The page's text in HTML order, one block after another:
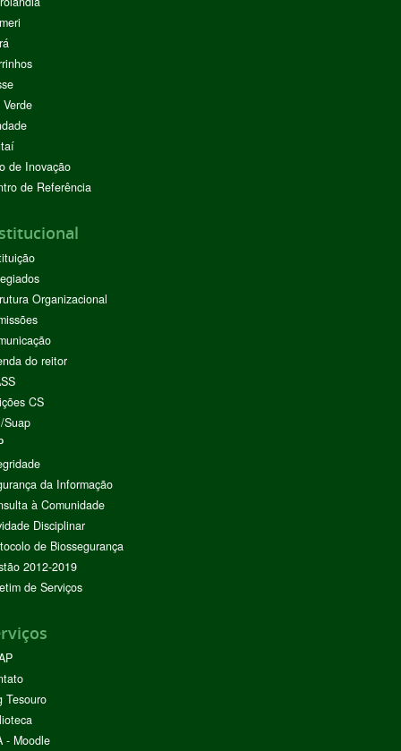
de Inovação
de Referência
Organizacional
do reitor
CS
Suap
da Informação
à Comunidade
Disciplinar
de Biossegurança
2012-2019
de Serviços
Tesouro
- Moodle